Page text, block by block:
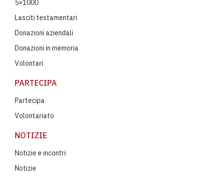
5×1000
Lasciti testamentari
Donazioni aziendali
Donazioni in memoria
Volontari
PARTECIPA
Partecipa
Volontariato
NOTIZIE
Notizie e incontri
Notizie